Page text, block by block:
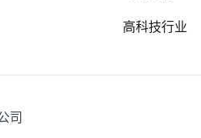
高科技行业
司